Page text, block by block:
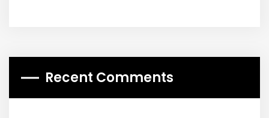
Recent Comments